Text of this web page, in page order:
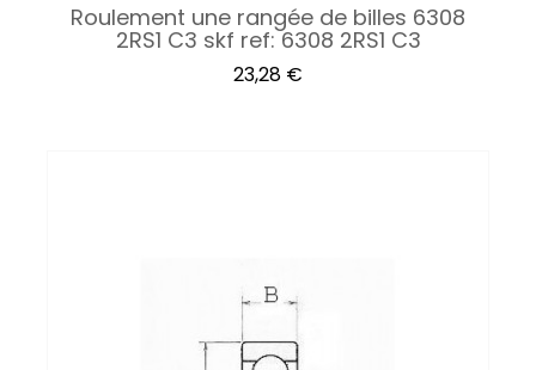
Roulement une rangée de billes 6308
2RS1 C3 skf ref: 6308 2RS1 C3
Prix
23,28 €